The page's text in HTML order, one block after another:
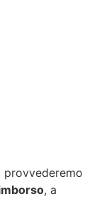
provvederemo
, a